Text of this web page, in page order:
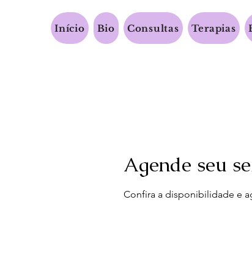
Início Bio Consultas Terapias
Agende seu
Confira a disponibilidade e